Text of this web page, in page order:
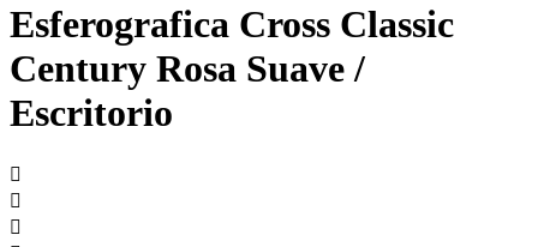
Esferografica Cross Classic
Century Rosa Suave /
Escritorio


